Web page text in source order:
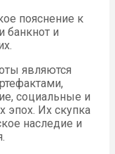
пояснение к
банкнот и
являются
социальные и
эпох. Их скупка
наследие и